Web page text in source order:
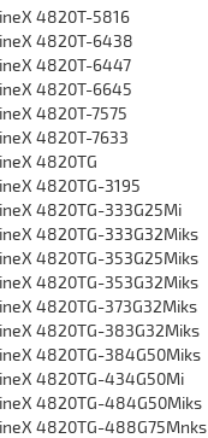
4820T-5816
4820T-6438
4820T-6447
4820T-6645
4820T-7575
4820T-7633
4820TG
4820TG-3195
4820TG-333G25Mi
4820TG-333G32Miks
4820TG-353G25Miks
4820TG-353G32Miks
4820TG-373G32Miks
4820TG-383G32Miks
4820TG-384G50Miks
4820TG-434G50Mi
4820TG-484G50Miks
4820TG-488G75Mnks